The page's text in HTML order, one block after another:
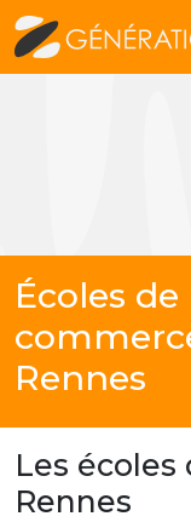
Écoles de
Rennes
Les
Rennes